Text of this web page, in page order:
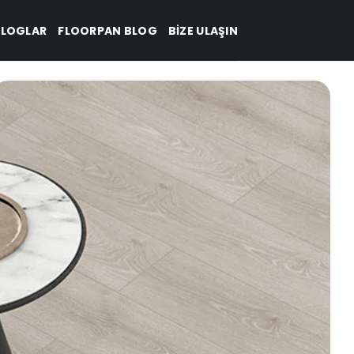
FLOORPAN BLOG BIZE ULAŞIN